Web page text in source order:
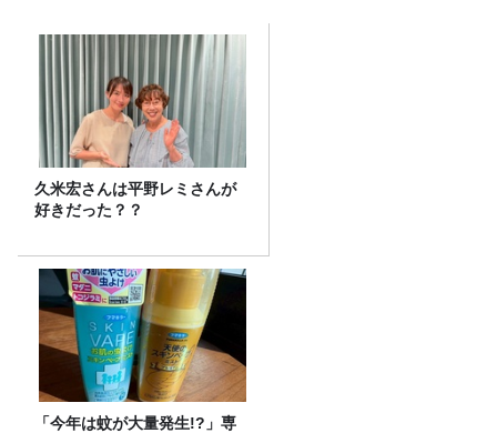
久米宏さんは平野レミさんが
好きだった？？
「今年は蚊が大量発生!?」専